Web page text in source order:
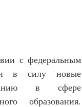
с федеральным
в силу новые
в сфере
образования.